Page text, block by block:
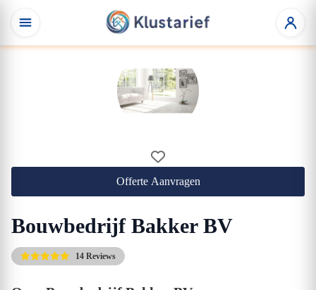
Offerte Aanvragen
Bouwbedrijf Bakker BV
14 Reviews